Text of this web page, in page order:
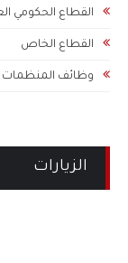
القطاع الحكومي
القطاع الخاص
وظائف المنظمات
الزيارات